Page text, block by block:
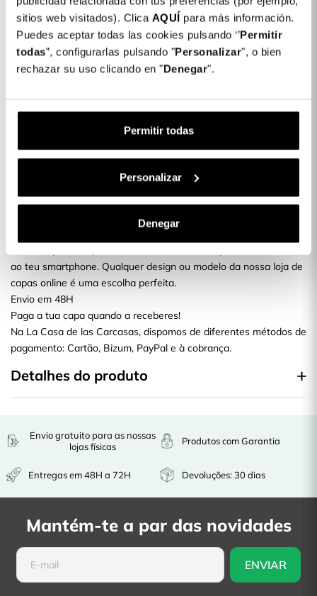
sitios web visitados). Clica AQUÍ para más información.
Puedes aceptar todas las cookies pulsando ‘’Permitir
todas”, configurarlas pulsando "Personalizar", o bien
rechazar su uso clicando en "Denegar".
Permitir todas
Personalizar
Denegar
Cor: Rosa
COLORES DISPONIBLES
RosaAzul
Marinho
Descrição
Gostas de alterar o design do teu telemóvel? Com as Novas
Capas para Telemóveis podes protegê-lo com um design
ao teu smartphone. Qualquer design ou modelo da nossa loja de
capas online é uma escolha perfeita.
Envio em 48H
Paga a tua capa quando a receberes!
Na La Casa de las Carcasas, dispomos de diferentes métodos de
pagamento: Cartão, Bizum, PayPal e à cobrança.
Detalhes do produto
Envio gratuito para as nossas
lojas físicas
Entregas em 48H a 72H
Produtos com Garantia
Devoluções: 30 dias
Mantém-te a par das novidades